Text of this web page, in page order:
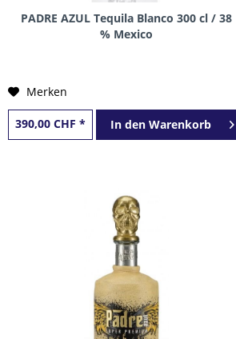
PADRE AZUL Tequila Blanco 300 cl / 38
% Mexico
Merken
390,00 CHF * In den Warenkorb